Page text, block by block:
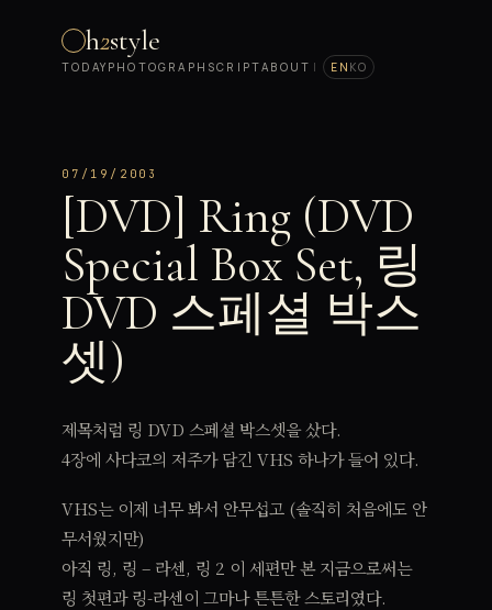
h2style
TODAY PHOTOGRAPH SCRIPTABOUT | EN KO
07/19/2003
[DVD] Ring (DVD
Special Box Set, 링
DVD 스페셜 박스
셋)
제목처럼 링 DVD 스페셜 박스셋을 샀다.
4장에 사다코의 저주가 담긴 VHS 하나가 들어 있다.
VHS는 이제 너무 봐서 안무섭고 (솔직히 처음에도 안
무서웠지만)
아직 링, 링 – 라센, 링 2 이 세편만 본 지금으로써는
링 첫편과 링-라센이 그마나 튼튼한 스토리였다.